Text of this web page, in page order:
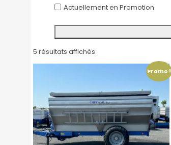
Actuellement en Promotion
5 résultats affichés
Promo !